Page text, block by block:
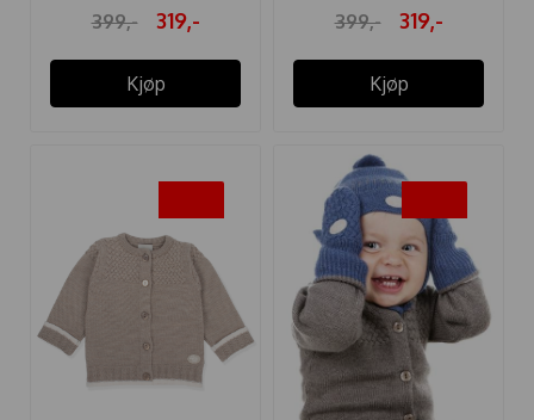
399,- 319,-
Kjøp
399,- 319,-
Kjøp